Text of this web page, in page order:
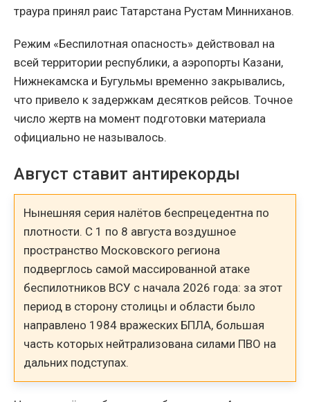
траура принял раис Татарстана Рустам Минниханов.
Режим «Беспилотная опасность» действовал на
всей территории республики, а аэропорты Казани,
Нижнекамска и Бугульмы временно закрывались,
что привело к задержкам десятков рейсов. Точное
число жертв на момент подготовки материала
официально не называлось.
Август ставит антирекорды
Нынешняя серия налётов беспрецедентна по
плотности. С 1 по 8 августа воздушное
пространство Московского региона
подверглось самой массированной атаке
беспилотников ВСУ с начала 2026 года: за этот
период в сторону столицы и области было
направлено 1984 вражеских БПЛА, большая
часть которых нейтрализована силами ПВО на
дальних подступах.